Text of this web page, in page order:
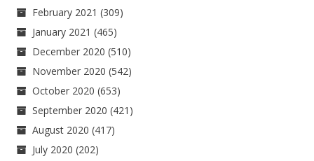
February 2021 (309)
January 2021 (465)
December 2020 (510)
November 2020 (542)
October 2020 (653)
September 2020 (421)
August 2020 (417)
July 2020 (202)